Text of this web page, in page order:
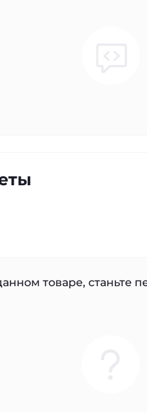
товаре, станьте